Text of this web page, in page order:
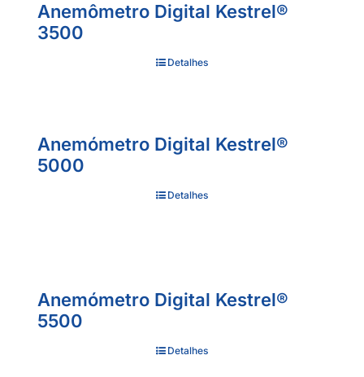
Anemômetro Digital Kestrel®
3500
Detalhes
Anemómetro Digital Kestrel®
5000
Detalhes
Anemómetro Digital Kestrel®
5500
Detalhes